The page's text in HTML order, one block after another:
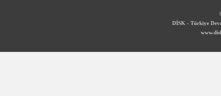
DİSK - Türkiye